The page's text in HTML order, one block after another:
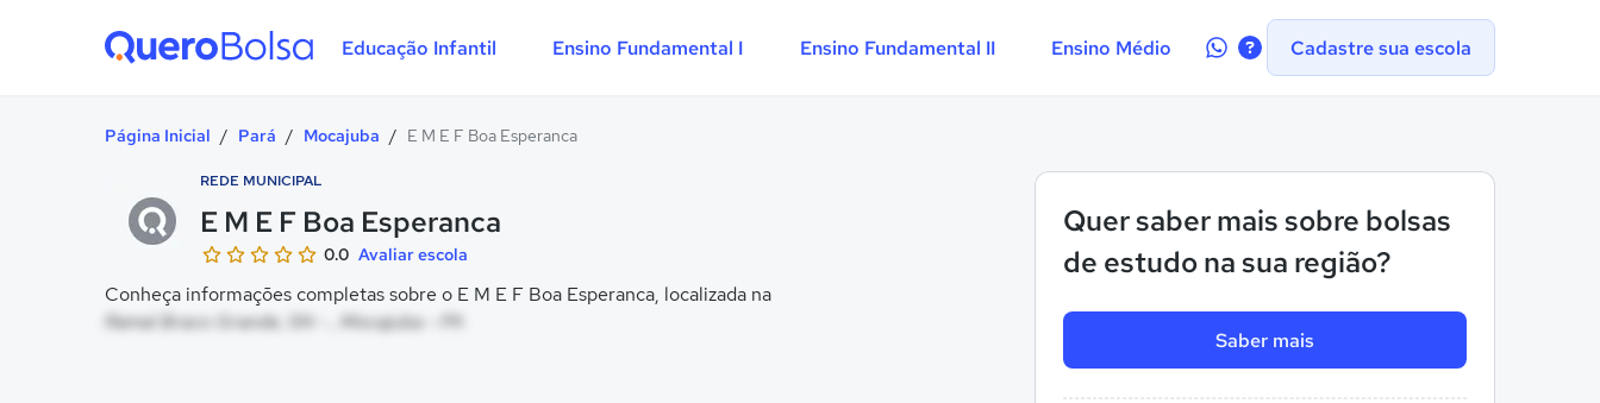
Educação Infantil Ensino Fundamental I Ensino Fundamental II Ensino Médio
Contate-Cadastre sua escola
Página Inicial / Pará / Mocajuba / E M E F Boa Esperanca
REDE MUNICIPAL
E M E F Boa Esperanca
0.0 Avaliar escola
Conheça informações completas sobre o E M E F Boa Esperanca, localizada na
Ramal Braco Grande, SN - , Mocajuba - PA
Quer saber mais sobre bolsas
de estudo na sua região?
Saber mais